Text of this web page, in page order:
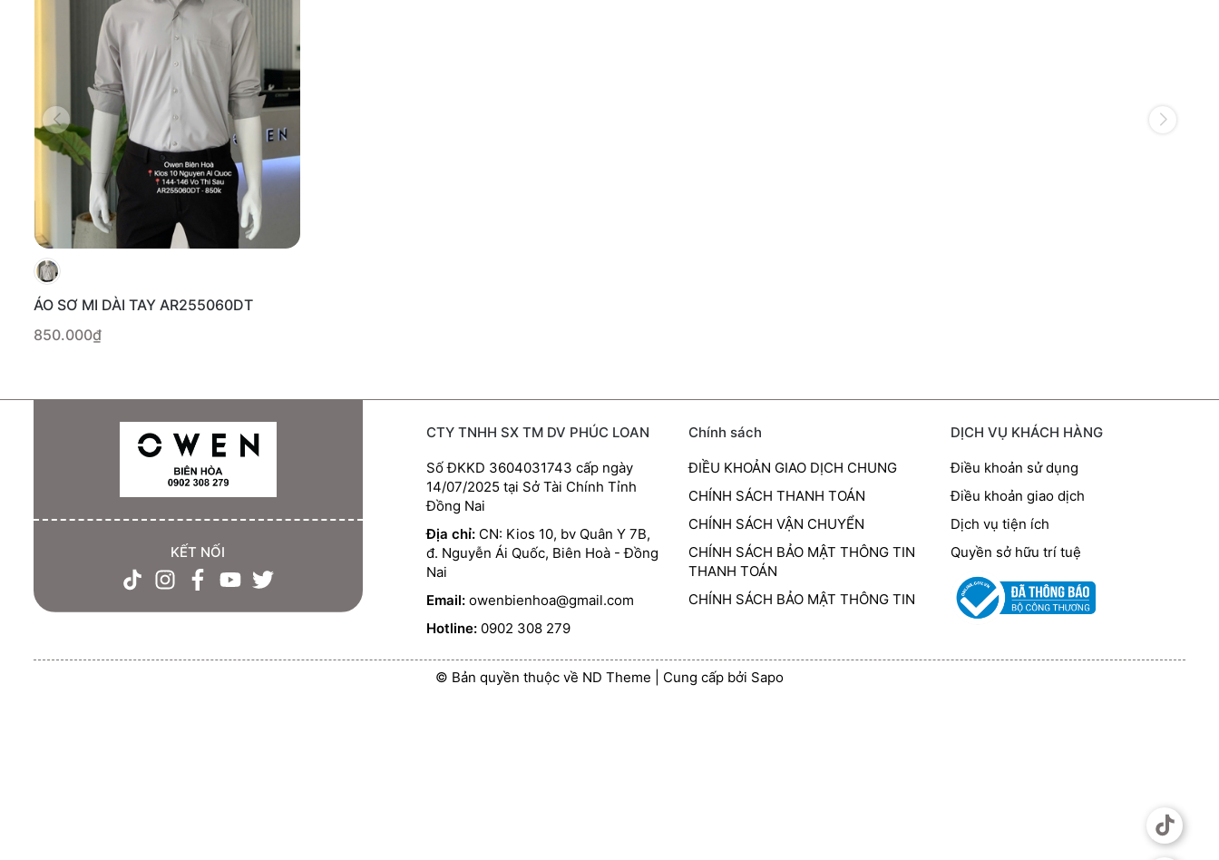
ÁO SƠ MI DÀI TAY AR255060DT
850.000₫
KẾT NỐI
CTY TNHH SX TM DV PHÚC LOAN
Số ĐKKD 3604031743 cấp ngày
14/07/2025 tại Sở Tài Chính Tỉnh
Đồng Nai
Địa chỉ: CN: Kios 10, bv Quân Y 7B,
đ. Nguyễn Ái Quốc, Biên Hoà - Đồng
Nai
Email: owenbienhoa@gmail.com
Hotline: 0902 308 279
Chính sách
ĐIỀU KHOẢN GIAO DỊCH CHUNG
CHÍNH SÁCH THANH TOÁN
CHÍNH SÁCH VẬN CHUYỂN
CHÍNH SÁCH BẢO MẬT THÔNG TIN
THANH TOÁN
CHÍNH SÁCH BẢO MẬT THÔNG TIN
DỊCH VỤ KHÁCH HÀNG
Điều khoản sử dụng
Điều khoản giao dịch
Dịch vụ tiện ích
Quyền sở hữu trí tuệ
© Bản quyền thuộc về ND Theme Cung cấp bởi Sapo